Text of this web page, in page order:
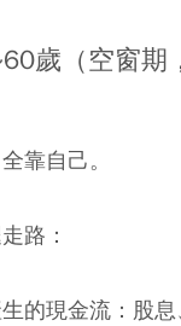
歲（空窗期
靠自己。
路：
的現金流：股息